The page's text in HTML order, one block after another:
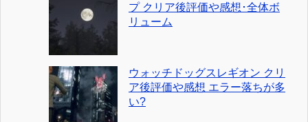
プ クリア後評価や感想･全体ボ
リューム
ウォッチドッグスレギオン クリ
ア後評価や感想 エラー落ちが多
い?